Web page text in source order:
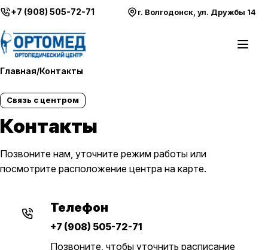
Перейти к содержимому г. Волгодонск, ул. Дружбы 14
+7 (908) 505-72-71
Главная/Контакты
Связь с центром
Контакты
Позвоните нам, уточните режим работы или
посмотрите расположение центра на карте.
Телефон
+7 (908) 505-72-71
Позвоните, чтобы уточнить расписание